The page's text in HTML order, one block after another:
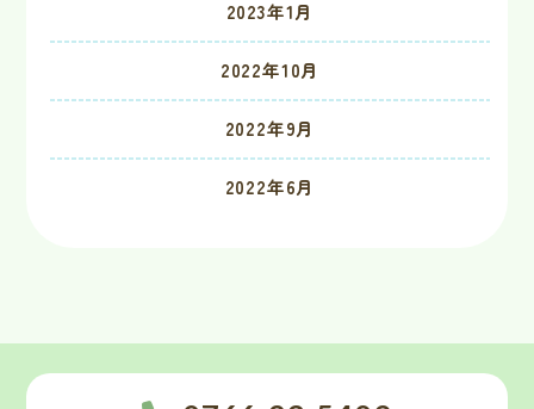
2023年1月
2022年10月
2022年9月
2022年6月